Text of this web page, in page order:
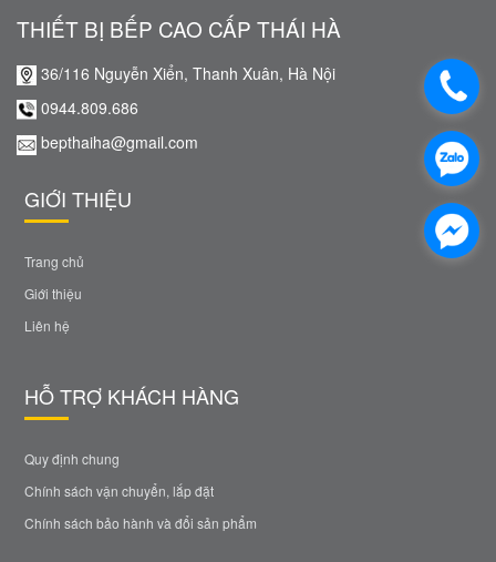
THIẾT BỊ BẾP CAO CẤP THÁI HÀ
36/116 Nguyễn Xiển, Thanh Xuân, Hà Nội
0944.809.686
bepthaiha@gmail.com
GIỚI THIỆU
Trang chủ
Giới thiệu
Liên hệ
HỖ TRỢ KHÁCH HÀNG
Quy định chung
Chính sách vận chuyển, lắp đặt
Chính sách bảo hành và đổi sản phẩm